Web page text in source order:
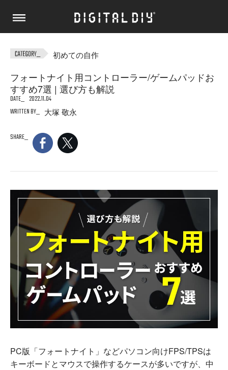
初めての自作
フォートナイト用コントローラー/ゲームパッドお
すすめ7選 | 選び方も解説
DATE
2022.11.04
WRITTEN BY
大塚 敬永
SHARE
PC版「フォートナイト」などパソコン向けFPS/TPSは
キーボードとマウスで操作するケースが多いですが、中